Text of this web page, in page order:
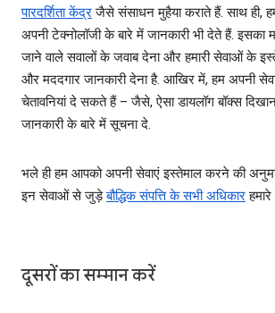
पारदर्शिता केंद्रजैसे संसाधन मुहैया कराते हैं. साथ ही,
अपनी टेक्नोलॉजी के बारे में जानकारी भी देते हैं.
जाने वाले सवालों के जवाब देना और हमारी सेवाओं के
और मददगार जानकारी देना है. आखिर में, हम अपनी
चेतावनियां दे सकते हैं – जैसे, ऐसा डायलॉग बॉक्स
जानकारी के बारे में सूचना दे.
भले ही हम आपको अपनी सेवाएं इस्तेमाल करने की
इन सेवाओं से जुड़ेबौद्धिक संपत्ति के सभी अधिकारहमारे
दूसरों का सम्मान करें